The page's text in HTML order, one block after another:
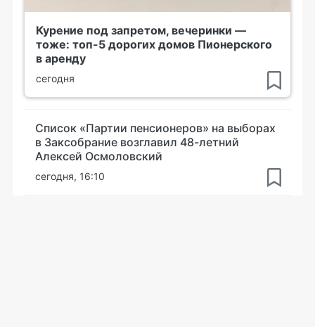
Курение под запретом, вечеринки —
тоже: топ-5 дорогих домов Пионерского
в аренду
сегодня
Список «Партии пенсионеров» на выборах
в Заксобрание возглавил 48-летний
Алексей Осмоловский
сегодня, 16:10